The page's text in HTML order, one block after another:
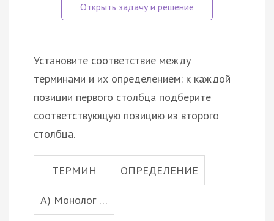
Установите соответствие между
терминами и их определением: к каждой
позиции первого столбца подберите
соответствующую позицию из второго
столбца.
ТЕРМИН ОПРЕДЕЛЕНИЕ
А) Монолог …